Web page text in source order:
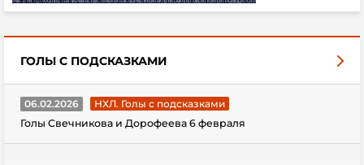
ГОЛЫ С ПОДСКАЗКАМИ
06.02.2026
НХЛ. Голы с подсказками
Голы Свечникова и Дорофеева 6 февраля